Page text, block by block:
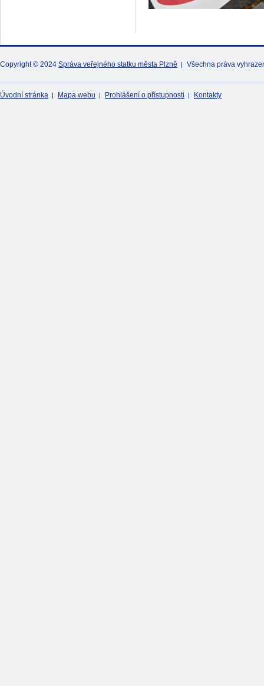
Copyright © 2024 Správa veřejného statku města Plzně Všechna práva
Úvodní stránka Mapa webu Prohlášení o přístupnosti Kontakty